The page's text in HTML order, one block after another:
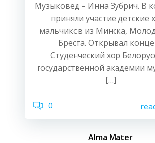
Музыковед – Инна Зубрич. В
приняли участие детские
мальчиков из Минска,
Бреста. Открывал
Студенческий хор
государственной академии
[…]
0
Alma Mater